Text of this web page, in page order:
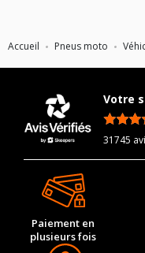
Accueil Pneus moto
Votre
31745
Paiement en
plusieurs fois